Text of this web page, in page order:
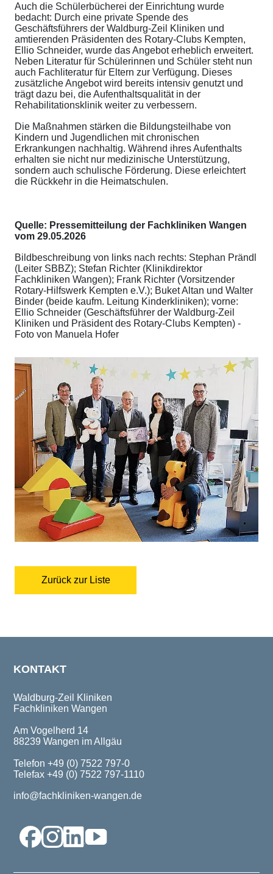
Auch die Schülerbücherei der Einrichtung wurde
bedacht: Durch eine private Spende des
Geschäftsführers der Waldburg-Zeil Kliniken und
amtierenden Präsidenten des Rotary-Clubs Kempten,
Ellio Schneider, wurde das Angebot erheblich erweitert.
Neben Literatur für Schülerinnen und Schüler steht nun
auch Fachliteratur für Eltern zur Verfügung. Dieses
zusätzliche Angebot wird bereits intensiv genutzt und
trägt dazu bei, die Aufenthaltsqualität in der
Rehabilitationsklinik weiter zu verbessern.
Die Maßnahmen stärken die Bildungsteilhabe von
Kindern und Jugendlichen mit chronischen
Erkrankungen nachhaltig. Während ihres Aufenthalts
erhalten sie nicht nur medizinische Unterstützung,
sondern auch schulische Förderung. Diese erleichtert
die Rückkehr in die Heimatschulen.
Quelle: Pressemitteilung der Fachkliniken Wangen
vom 29.05.2026
Bildbeschreibung von links nach rechts: Stephan Prändl
(Leiter SBBZ); Stefan Richter (Klinikdirektor
Fachkliniken Wangen); Frank Richter (Vorsitzender
Rotary-Hilfswerk Kempten e.V.); Buket Altan und Walter
Binder (beide kaufm. Leitung Kinderkliniken); vorne:
Ellio Schneider (Geschäftsführer der Waldburg-Zeil
Kliniken und Präsident des Rotary-Clubs Kempten) -
Foto von Manuela Hofer
Zurück zur Liste
KONTAKT
Waldburg-Zeil Kliniken
Fachkliniken Wangen
Am Vogelherd 14
88239 Wangen im Allgäu
Telefon +49 (0) 7522 797-0
Telefax +49 (0) 7522 797-1110
info@fachkliniken-wangen.de